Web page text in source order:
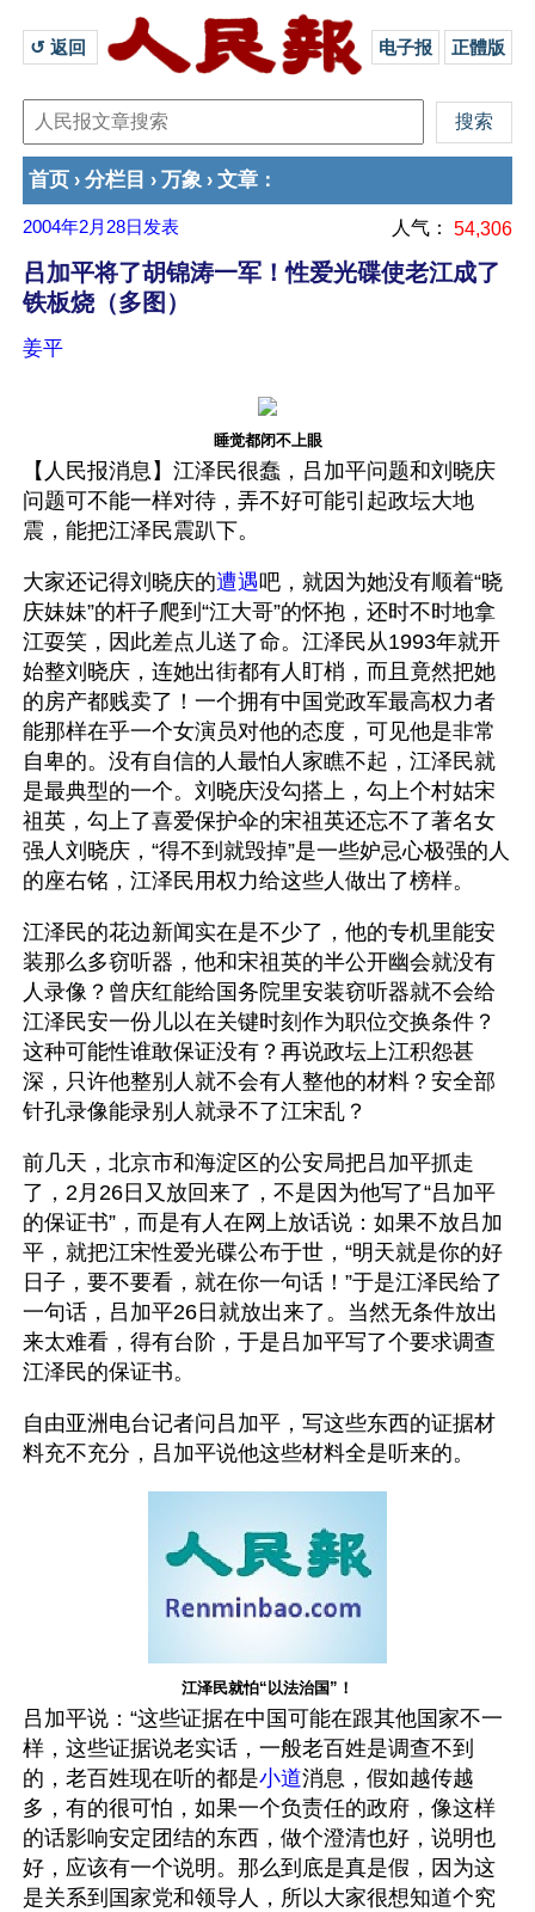
↺ 返回 电子报 正體版
首页 › 分栏目 › 万象 › 文章 ：
2004年2月28日 发表 人气： 54,306
吕加平将了胡锦涛一军！性爱光碟使老江成了
铁板烧（多图）
姜平
睡觉都闭不上眼
【人民报消息】江泽民很蠢，吕加平问题和刘晓庆
问题可不能一样对待，弄不好可能引起政坛大地
震，能把江泽民震趴下。
大家还记得刘晓庆的遭遇吧，就因为她没有顺着“晓
庆妹妹”的杆子爬到“江大哥”的怀抱，还时不时地拿
江耍笑，因此差点儿送了命。江泽民从1993年就开
始整刘晓庆，连她出街都有人盯梢，而且竟然把她
的房产都贱卖了！一个拥有中国党政军最高权力者
能那样在乎一个女演员对他的态度，可见他是非常
自卑的。没有自信的人最怕人家瞧不起，江泽民就
是最典型的一个。刘晓庆没勾搭上，勾上个村姑宋
祖英，勾上了喜爱保护伞的宋祖英还忘不了著名女
强人刘晓庆，“得不到就毁掉”是一些妒忌心极强的人
的座右铭，江泽民用权力给这些人做出了榜样。
江泽民的花边新闻实在是不少了，他的专机里能安
装那么多窃听器，他和宋祖英的半公开幽会就没有
人录像？曾庆红能给国务院里安装窃听器就不会给
江泽民安一份儿以在关键时刻作为职位交换条件？
这种可能性谁敢保证没有？再说政坛上江积怨甚
深，只许他整别人就不会有人整他的材料？安全部
针孔录像能录别人就录不了江宋乱？
前几天，北京市和海淀区的公安局把吕加平抓走
了，2月26日又放回来了，不是因为他写了“吕加平
的保证书”，而是有人在网上放话说：如果不放吕加
平，就把江宋性爱光碟公布于世，“明天就是你的好
日子，要不要看，就在你一句话！”于是江泽民给了
一句话，吕加平26日就放出来了。当然无条件放出
来太难看，得有台阶，于是吕加平写了个要求调查
江泽民的保证书。
自由亚洲电台记者问吕加平，写这些东西的证据材
料充不充分，吕加平说他这些材料全是听来的。
江泽民就怕“以法治国”！
吕加平说：“这些证据在中国可能在跟其他国家不一
样，这些证据说老实话，一般老百姓是调查不到
的，老百姓现在听的都是小道消息，假如越传越
多，有的很可怕，如果一个负责任的政府，像这样
的话影响安定团结的东西，做个澄清也好，说明也
好，应该有一个说明。那么到底是真是假，因为这
是关系到国家党和领导人，所以大家很想知道个究